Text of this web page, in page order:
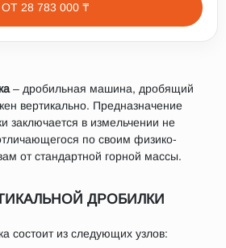
ОТ 28 783 000 ₸
– дробильная машина, дробящий
вертикально. Предназначение
заключается в измельчении не
по своим физико-
от стандартной горной массы.
ДРОБИЛКИ
состоит из следующих узлов: